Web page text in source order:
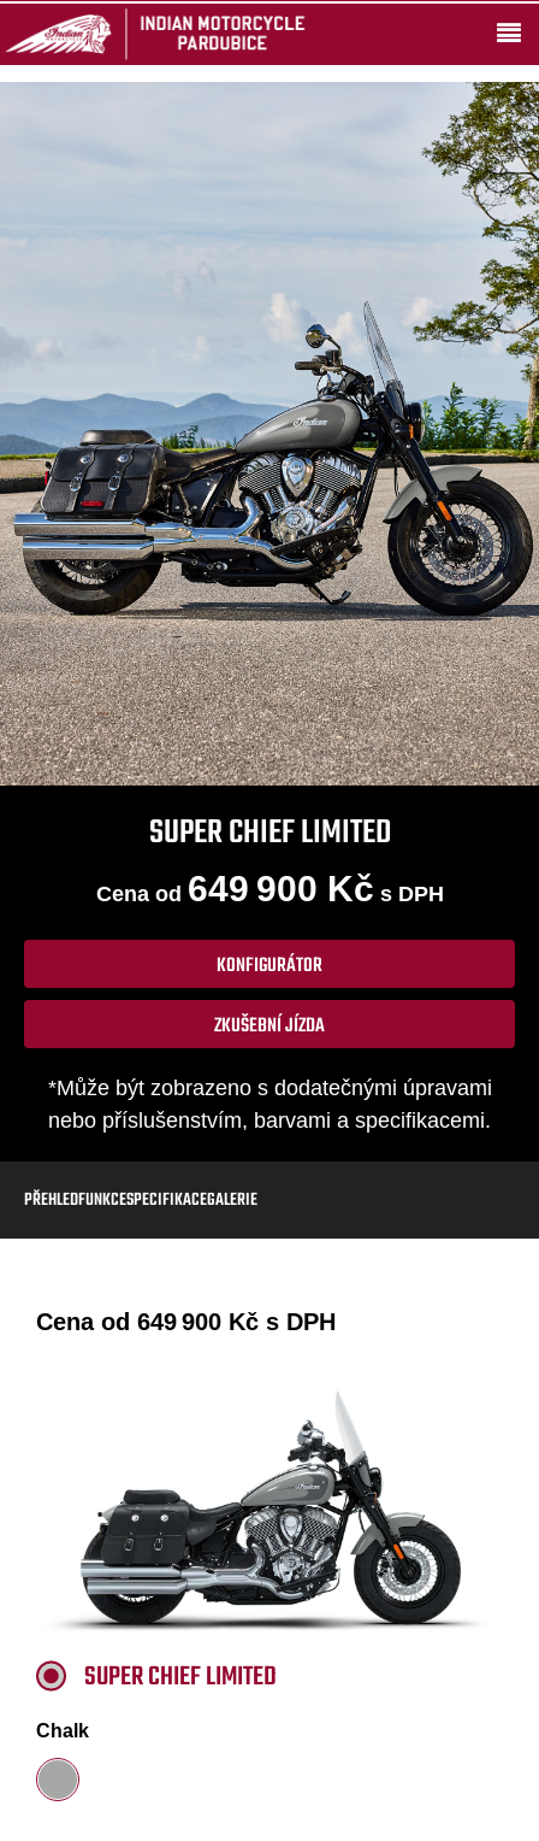
SUPER CHIEF LIMITED
Cena od 649 900 Kč s DPH
KONFIGURÁTOR
ZKUŠEBNÍ JÍZDA
*Může být zobrazeno s dodatečnými úpravami
nebo příslušenstvím, barvami a specifikacemi.
PŘEHLEDFUNKCESPECIFIKACEGALERIE
Cena od 649 900 Kč s DPH
SUPER CHIEF LIMITED
Chalk